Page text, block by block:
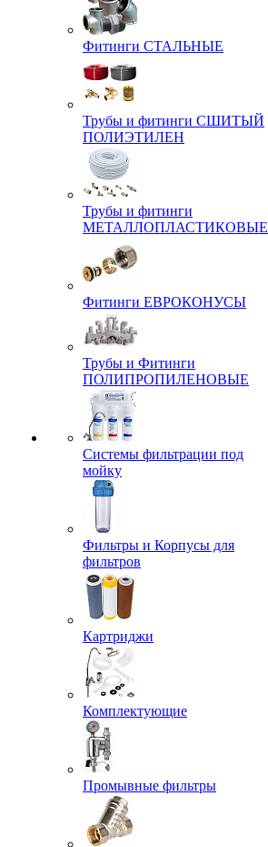
Фитинги СТАЛЬНЫЕ
Трубы и фитинги СШИТЫЙ
ПОЛИЭТИЛЕН
Трубы и фитинги
МЕТАЛЛОПЛАСТИКОВЫЕ
Фитинги ЕВРОКОНУСЫ
Трубы и Фитинги
ПОЛИПРОПИЛЕНОВЫЕ
Системы фильтрации под
мойку
Фильтры и Корпусы для
фильтров
Картриджи
Комплектующие
Промывные фильтры